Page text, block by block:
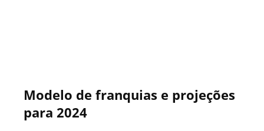
Modelo de franquias e projeções
para 2024